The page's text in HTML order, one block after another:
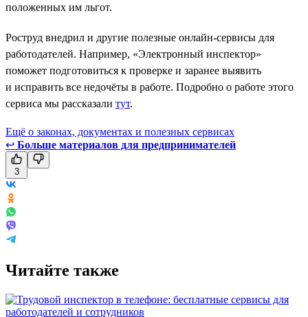
положенных им льгот.
Роструд внедрил и другие полезные онлайн-сервисы для
работодателей. Например, «Электронный инспектор»
поможет подготовиться к проверке и заранее выявить
и исправить все недочёты в работе. Подробно о работе этого
сервиса мы рассказали тут.
Ещё о законах, документах и полезных сервисах
↩ Больше материалов для предпринимателей
3
Читайте также